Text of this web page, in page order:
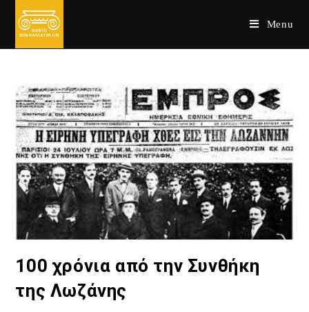
Menu
100 χρόνια από την Συνθήκη
της Λωζάνης